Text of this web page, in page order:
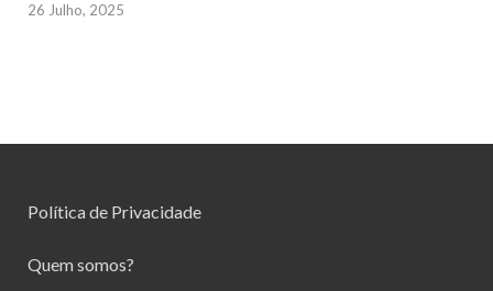
26 Julho, 2025
Política de Privacidade
Quem somos?